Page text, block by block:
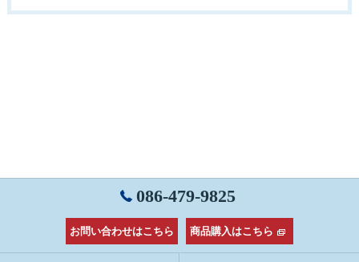
086-479-9825
お問い合わせはこちら 商品購入はこちら